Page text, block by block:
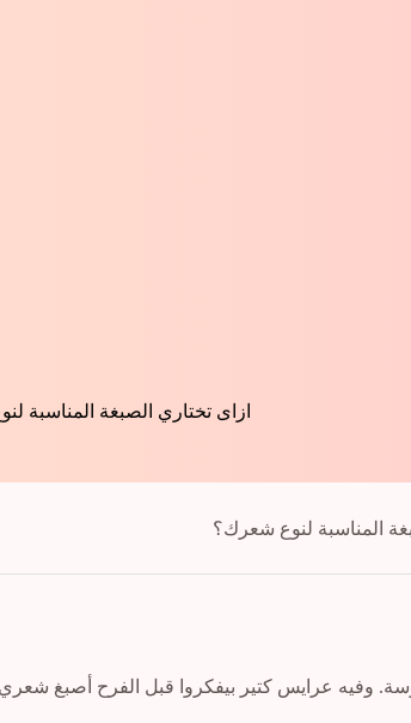
ازاى تختاري الصبغة المناسبة
المناسبة لنوع شعرك؟
عرايس كتير بيفكروا قبل الفرح أصبغ